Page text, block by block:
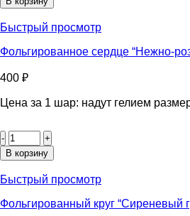
"Жёлтый
46см
Быстрый просмотр
Фольгированное сердце “Нежно-
400 ₽
Цена за 1 шар: надут гелием
товара
Фольгированное
сердце
“Нежно-
46см
В корзину
Быстрый просмотр
Фольгированный круг “Сиреневый